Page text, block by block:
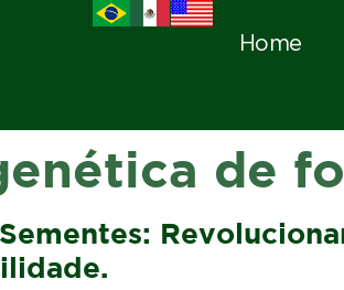
Home
de